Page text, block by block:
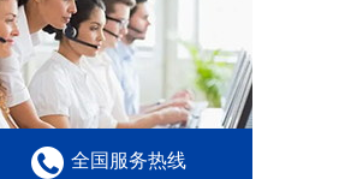
全国服务热线